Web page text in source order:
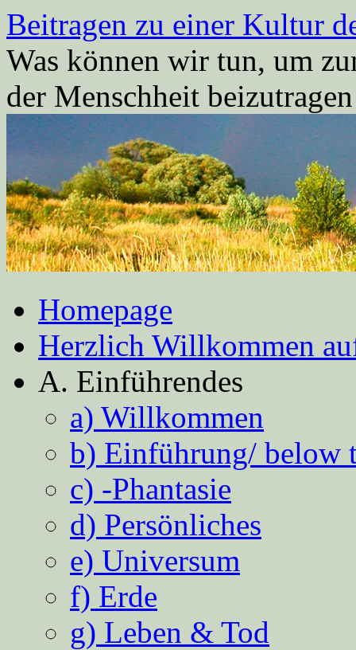
Zum
Inhalt
springen
Beitragen zu einer Kultur
Was können wir tun, um
der Menschheit
Homepage
Herzlich Willkommen
A. Einführendes
a) Willkommen
b) Einführung/ below
c) -Phantasie
d) Persönliches
e) Universum
f) Erde
g) Leben & Tod